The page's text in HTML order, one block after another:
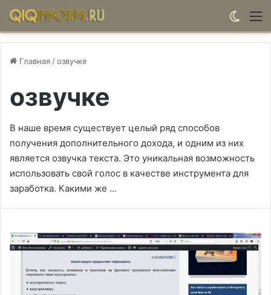
Главная /озвучке
озвучке
В наше время существует целый ряд способов
получения дополнительного дохода, и одним из них
является озвучка текста. Это уникальная возможность
использовать свой голос в качестве инструмента для
заработка. Какими же …